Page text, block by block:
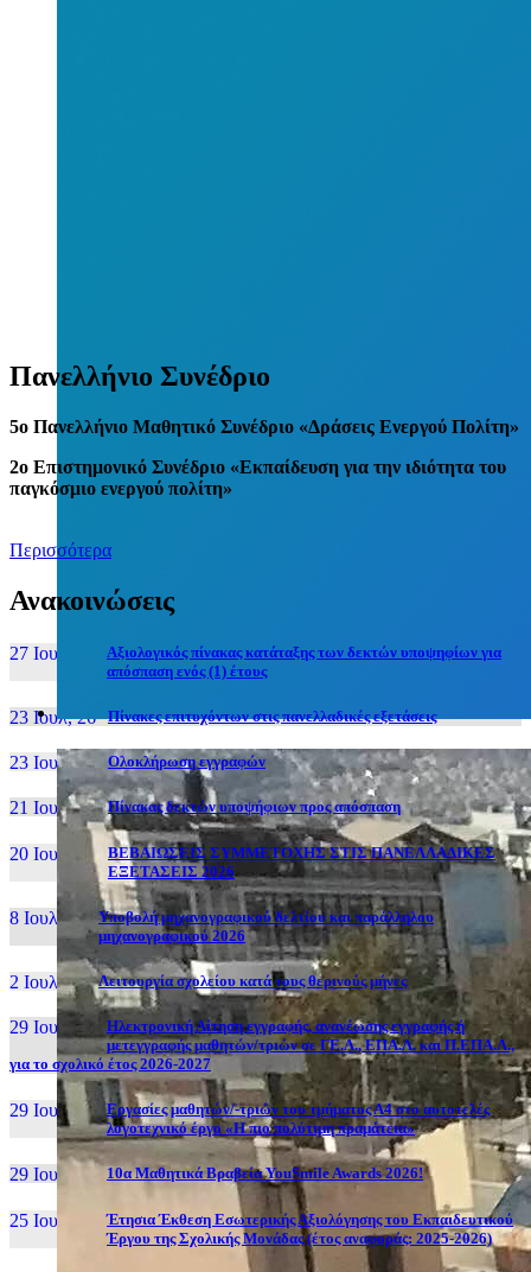
Πανελλήνιο Συνέδριο
5o Πανελλήνιο Μαθητικό Συνέδριο «Δράσεις Ενεργού Πολίτη»
2ο Επιστημονικό Συνέδριο «Εκπαίδευση για την ιδιότητα του
παγκόσμιο ενεργού πολίτη»
Περισσότερα
Ανακοινώσεις
27 Ιουν, 26
Αξιολογικός πίνακας κατάταξης των δεκτών υποψηφίων για
απόσπαση ενός (1) έτους
23 Ιουλ, 26 Πίνακες επιτυχόντων στις πανελλαδικές εξετάσεις
23 Ιουλ, 26 Ολοκλήρωση εγγραφών
21 Ιουλ, 26 Πίνακας δεκτών υποψήφιων προς απόσπαση
20 Ιουλ, 26
ΒΕΒΑΙΩΣΕΙΣ ΣΥΜΜΕΤΟΧΗΣ ΣΤΙΣ ΠΑΝΕΛΛΑΔΙΚΕΣ
ΕΞΕΤΑΣΕΙΣ 2026
8 Ιουλ, 26
Υποβολή μηχανογραφικού δελτίου και παράλληλου
μηχανογραφικού 2026
2 Ιουλ, 26 Λειτουργία σχολείου κατά τους θερινούς μήνες
29 Ιουν, 26
Ηλεκτρονική Αίτηση εγγραφής, ανανέωσης εγγραφής ή
μετεγγραφής μαθητών/τριών σε ΓΕ.Λ., ΕΠΑ.Λ. και Π.ΕΠΑ.Λ.,
για το σχολικό έτος 2026-2027
29 Ιουν, 26
Εργασίες μαθητών/-τριών του τμήματος Α4 στο αυτοτελές
λογοτεχνικό έργο «Η πιο πολύτιμη πραμάτεια»
29 Ιουν, 26 10α Μαθητικά Βραβεία YouSmile Awards 2026!
25 Ιουν, 26
Έτησια Έκθεση Εσωτερικής Αξιολόγησης του Εκπαιδευτικού
Έργου της Σχολικής Μονάδας (έτος αναφοράς: 2025-2026)